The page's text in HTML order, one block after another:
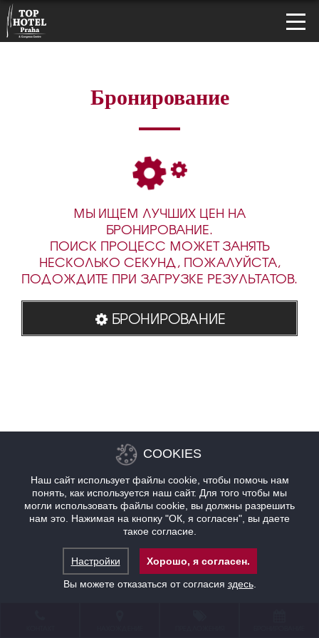
Бронирование
МЫ ИЩЕМ ЛУЧШИХ ЦЕН НА
БРОНИРОВАНИЕ.
ПОИСК ПРОЦЕСС МОЖЕТ ЗАНЯТЬ
НЕСКОЛЬКО СЕКУНД, ПОЖАЛУЙСТА,
ПОДОЖДИТЕ ПРИ ЗАГРУЗКЕ РЕЗУЛЬТАТОВ.
БРОНИРОВАНИЕ
COOKIES
Наш сайт использует файлы cookie, чтобы помочь нам
понять, как используется наш сайт. Для того чтобы мы
могли использовать файлы cookie, вы должны разрешить
нам это. Нажимая на кнопку "ОК, я согласен", вы даете
такое согласие.
Настройки
Хорошо, я согласен.
Вы можете отказаться от согласия здесь.